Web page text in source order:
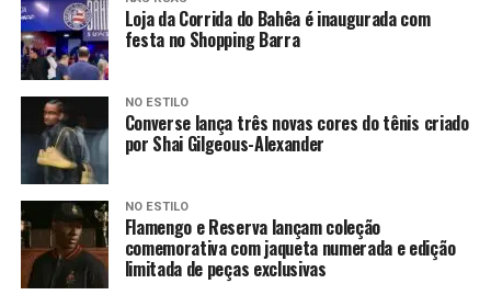
Loja da Corrida do Bahêa é inaugurada com
festa no Shopping Barra
NO ESTILO
Converse lança três novas cores do tênis criado
por Shai Gilgeous-Alexander
NO ESTILO
Flamengo e Reserva lançam coleção
comemorativa com jaqueta numerada e edição
limitada de peças exclusivas